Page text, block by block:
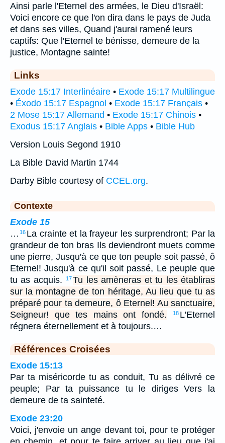
Ainsi parle l'Eternel des armées, le Dieu d'Israël:
Voici encore ce que l'on dira dans le pays de Juda
et dans ses villes, Quand j'aurai ramené leurs
captifs: Que l'Eternel te bénisse, demeure de la
justice, Montagne sainte!
Links
Exode 15:17 Interlinéaire • Exode 15:17 Multilingue
• Éxodo 15:17 Espagnol • Exode 15:17 Français •
2 Mose 15:17 Allemand • Exode 15:17 Chinois •
Exodus 15:17 Anglais • Bible Apps • Bible Hub
Version Louis Segond 1910
La Bible David Martin 1744
Darby Bible courtesy of CCEL.org.
Contexte
Exode 15
… 16 La crainte et la frayeur les surprendront; Par la
grandeur de ton bras Ils deviendront muets comme
une pierre, Jusqu'à ce que ton peuple soit passé, ô
Eternel! Jusqu'à ce qu'il soit passé, Le peuple que
tu as acquis.
17Tu les amèneras et tu les établiras
sur la montagne de ton héritage, Au lieu que tu as
préparé pour ta demeure, ô Eternel! Au sanctuaire,
Seigneur! que tes mains ont fondé.
18 L'Eternel
régnera éternellement et à toujours.…
Références Croisées
Exode 15:13
Par ta miséricorde tu as conduit, Tu as délivré ce
peuple; Par ta puissance tu le diriges Vers la
demeure de ta sainteté.
Exode 23:20
Voici, j'envoie un ange devant toi, pour te protéger